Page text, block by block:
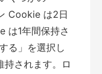
Cookie は2日
は1年間保持さ
る」を選択し
持されます。ロ